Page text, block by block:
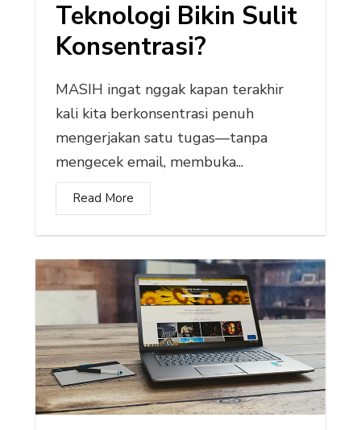
Teknologi Bikin Sulit
Konsentrasi?
MASIH ingat nggak kapan terakhir
kali kita berkonsentrasi penuh
mengerjakan satu tugas—tanpa
mengecek email, membuka...
Read More